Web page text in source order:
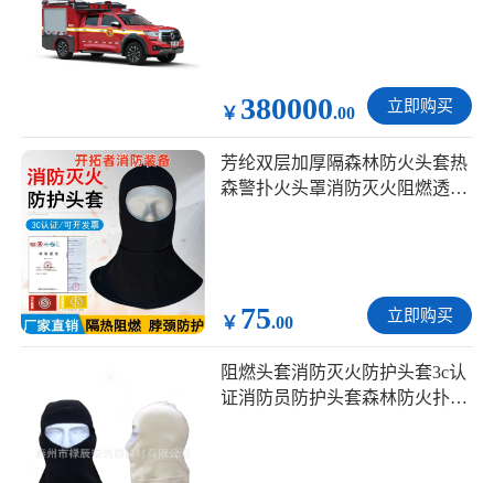
￥ 380000.00 立即购买
芳纶双层加厚隔森林防火头套热
森警扑火头罩消防灭火阻燃透气
￥ 75.00 立即购买
阻燃头套消防灭火防护头套3c认
证消防员防护头套森林防火扑火